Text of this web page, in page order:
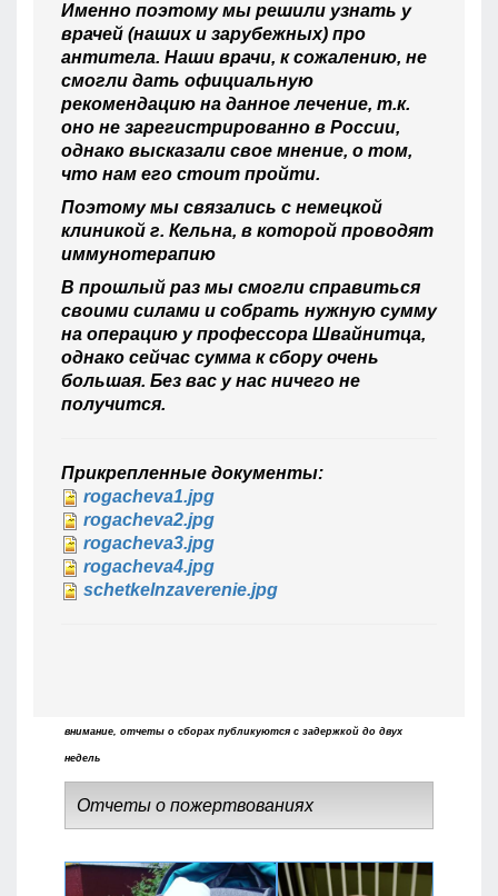
Именно поэтому мы решили узнать у
врачей (наших и зарубежных) про
антитела. Наши врачи, к сожалению, не
смогли дать официальную
рекомендацию на данное лечение, т.к.
оно не зарегистрированно в России,
однако высказали свое мнение, о том,
что нам его стоит пройти.
Поэтому мы связались с немецкой
клиникой г. Кельна, в которой проводят
иммунотерапию
В прошлый раз мы смогли справиться
своими силами и собрать нужную сумму
на операцию у профессора Швайнитца,
однако сейчас сумма к сбору очень
большая. Без вас у нас ничего не
получится.
Прикрепленные документы:
rogacheva1.jpg
rogacheva2.jpg
rogacheva3.jpg
rogacheva4.jpg
schetkelnzaverenie.jpg
внимание, отчеты о сборах публикуются с задержкой до двух
недель
Отчеты о пожертвованиях